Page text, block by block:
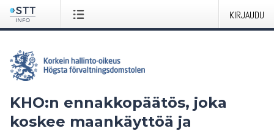
KIRJAUDU
KHO:n ennakkopäätös, joka
koskee maankäyttöä ja